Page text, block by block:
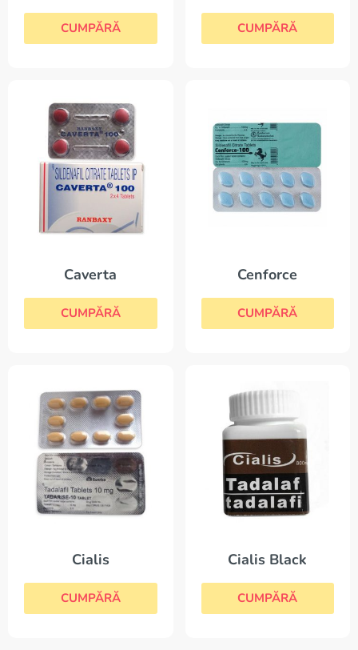
CUMPĂRĂ CUMPĂRĂ
Caverta
CUMPĂRĂ
Cenforce
CUMPĂRĂ
Cialis
CUMPĂRĂ
Cialis Black
CUMPĂRĂ